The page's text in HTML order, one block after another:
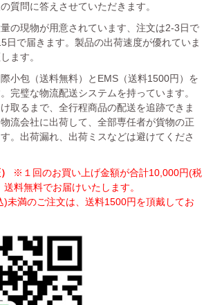
質問に答えさせていただきます。
の現物が用意されています、注文は2-3日で
日で届きます。製品の出荷速度が優れていま
ます。
際小包（送料無料）とEMS（送料1500円）を
完璧な物流配送システムを持っています。
取るまで、全行程商品の配送を追跡できま
流会社に出荷して、全部専任者が貨物の正
。出荷漏れ、出荷ミスなどは避けてくださ
※１回のお買い上げ金額が合計10,000円(税
料無料でお届けいたします。
未満のご注文は、送料1500円を頂戴してお